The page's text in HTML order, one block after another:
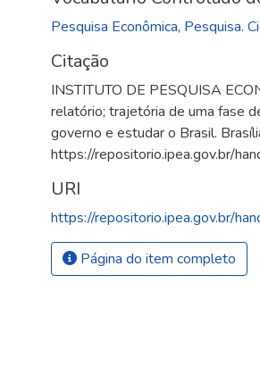
Pesquisa Econômica, Pesquisa.
Citação
INSTITUTO DE PESQUISA
relatório; trajetória de uma fase
governo e estudar o Brasil.
https://repositorio.ipea.gov.br/
URI
https://repositorio.ipea.gov.br/
Página do item completo